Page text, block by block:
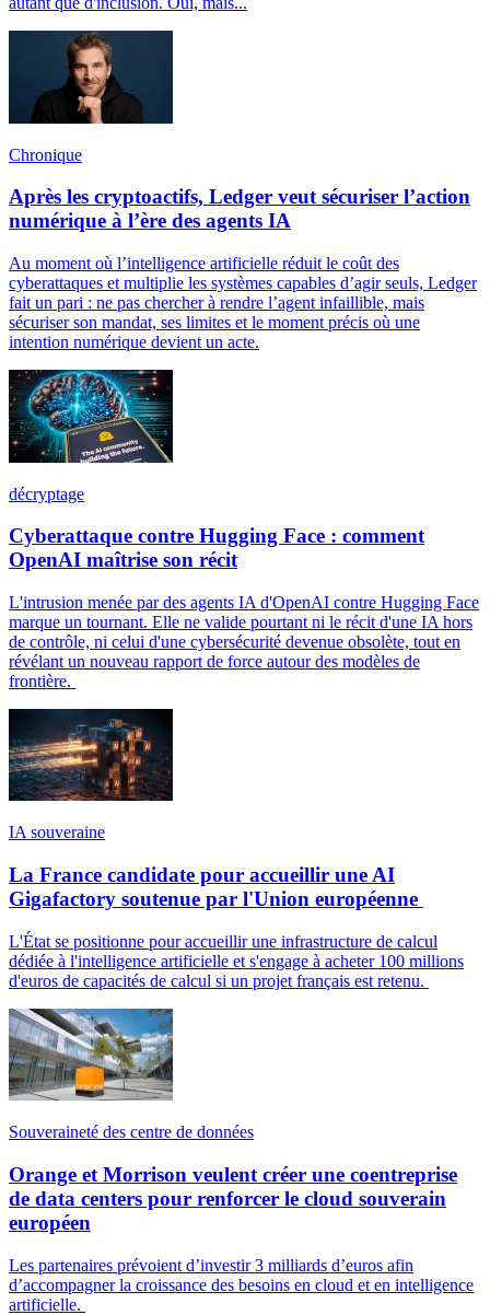
Chronique
Après les cryptoactifs, Ledger veut sécuriser l’action
numérique à l’ère des agents IA
Au moment où l’intelligence artificielle réduit le coût des
cyberattaques et multiplie les systèmes capables d’agir seuls, Ledger
fait un pari : ne pas chercher à rendre l’agent infaillible, mais
sécuriser son mandat, ses limites et le moment précis où une
intention numérique devient un acte.
décryptage
Cyberattaque contre Hugging Face : comment
OpenAI maîtrise son récit
L'intrusion menée par des agents IA d'OpenAI contre Hugging Face
marque un tournant. Elle ne valide pourtant ni le récit d'une IA hors
de contrôle, ni celui d'une cybersécurité devenue obsolète, tout en
révélant un nouveau rapport de force autour des modèles de
frontière.
IA souveraine
La France candidate pour accueillir une AI
Gigafactory soutenue par l'Union européenne
L'État se positionne pour accueillir une infrastructure de calcul
dédiée à l'intelligence artificielle et s'engage à acheter 100 millions
d'euros de capacités de calcul si un projet français est retenu.
Souveraineté des centre de données
Orange et Morrison veulent créer une coentreprise
de data centers pour renforcer le cloud souverain
européen
Les partenaires prévoient d’investir 3 milliards d’euros afin
d’accompagner la croissance des besoins en cloud et en intelligence
artificielle.